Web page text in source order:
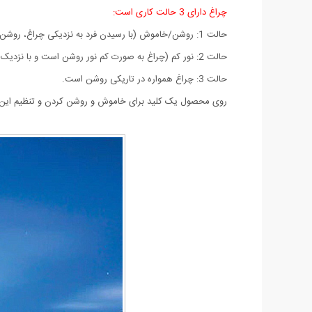
چراغ دارای 3 حالت کاری است:
حالت 1: روشن/خاموش (با رسیدن فرد به نزدیکی چراغ، روشن و با رفتن فرد خاموش می‌شود)
حالت 2: نور کم (چراغ به صورت کم نور روشن است و با نزدیک شدن افراد پرنور می‌شود و با رفتن آن‌ها مجدداً کم‌نور می‌گردد)
حالت 3: چراغ همواره در تاریکی روشن است.
روی محصول یک کلید برای خاموش و روشن کردن و تنظیم این 3 حالت قرار گرفته